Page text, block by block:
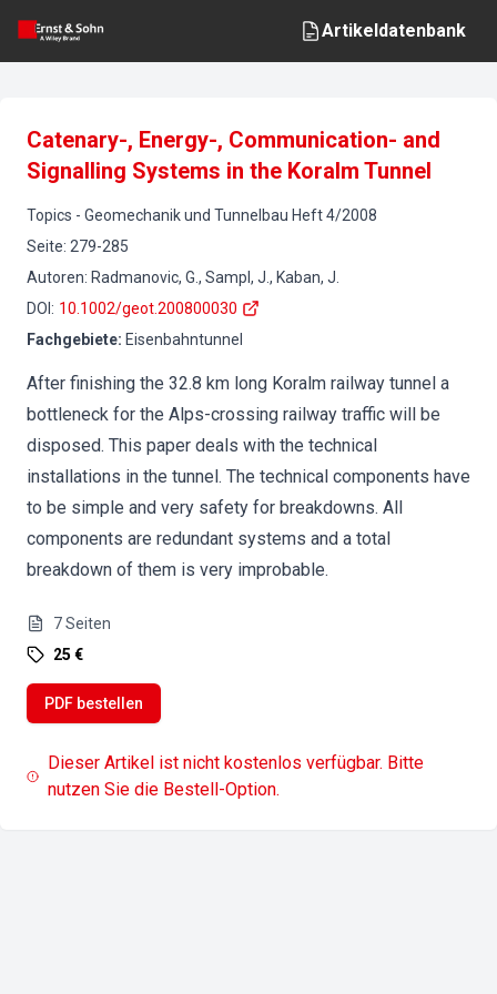
Artikeldatenbank
Catenary-, Energy-, Communication- and
Signalling Systems in the Koralm Tunnel
Topics - Geomechanik und Tunnelbau Heft4/2008
Seite: 279-285
Autoren: Radmanovic, G., Sampl, J., Kaban, J.
DOI : 10.1002/geot.200800030
Fachgebiete: Eisenbahntunnel
After finishing the 32.8 km long Koralm railway tunnel a
bottleneck for the Alps-crossing railway traffic will be
disposed. This paper deals with the technical
installations in the tunnel. The technical components have
to be simple and very safety for breakdowns. All
components are redundant systems and a total
breakdown of them is very improbable.
7Seiten
25 €
PDF bestellen
Dieser Artikel ist nicht kostenlos verfügbar. Bitte
nutzen Sie die Bestell-Option.